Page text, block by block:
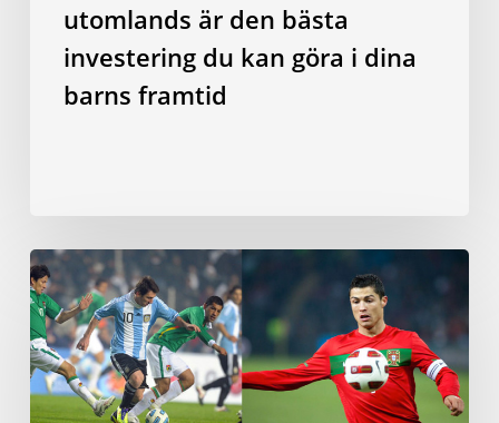
barns
utomlands är den bästa
investering du kan göra i dina
barns framtid
Blir
man
en
bättre
fotbollsspelare
av